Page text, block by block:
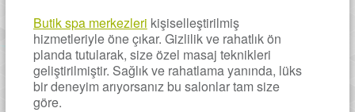
Butik spa merkezleri kişiselleştirilmiş
hizmetleriyle öne çıkar. Gizlilik ve rahatlık ön
planda tutularak, size özel masaj teknikleri
geliştirilmiştir. Sağlık ve rahatlama yanında, lüks
bir deneyim arıyorsanız bu salonlar tam size
göre.